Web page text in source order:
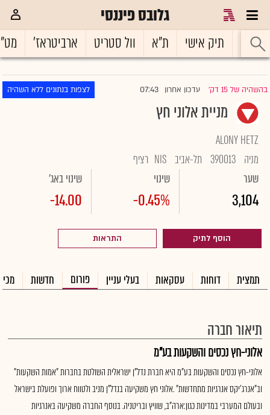
גלובס פיננסי
ראשי תיק אישי ת"א וול סטריט ארביטראז'
בהשהיה של 15 דק' |עדכון אחרון 07:43 לצפות בנתונים ללא השהיה
מניית אלוני חץ
ALONY HETZ
מניה 390013 תל-אביב NIS רציף
שער
3,104
שינוי
-0.45%
שינוי באג'
-14.00
הוסף לתיק התראות
תמצית דוחות עסקאות בעלי עניין פורום חדשות
תיאור חברה
אלוני-חץ נכסים והשקעות בע"מ
אלוני-חץ נכסים והשקעות בע"מ היא חברת נדל"ן ישראלית השולטת בחברות "אמות השקעות"
וב"אנרג'יקס אנרגיות מתחדשות" .אלוני חץ משקיעה בנדל"ן מניב ולטווח ארוך ופועלת בישראל
ובעולם המערבי במדינות כגון:ארה"ב, שוויץ ובריטניה. בנוסף החברה משקיעה באנרגיות